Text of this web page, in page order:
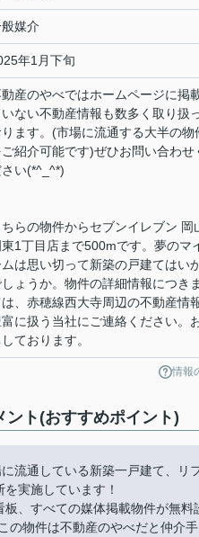
媒介
年1月下旬
産のやべではホームページに掲
いない不動産情報も数多く取り扱
ります。(市場に流通する大半の物
ご紹介可能です)ぜひお問い合わせ
さい(*^_^*)
ちらの物件からセブンイレブン 岡
東1丁目店まで500mです。夢のマ
ムは思い切って新築の戸建てはい
しょうか。物件の詳細情報につき
は、赤穂線西大寺周辺の不動産情
富に扱う当社にご連絡ください。
ております。
情報
ト(おすすめポイント)
流通している新築一戸建て、リ
実施しています！
、すべての媒体掲載物件が無料
の物件は不動産のやべだと仲介手